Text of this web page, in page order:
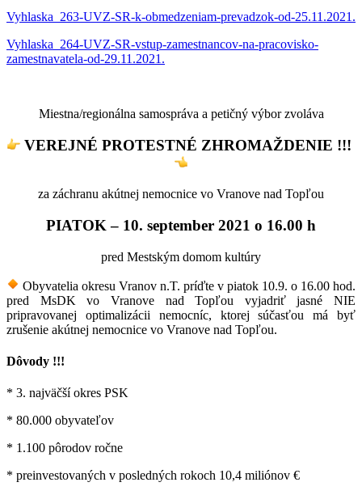
Vyhlaska_263-UVZ-SR-k-obmedzeniam-prevadzok-od-25.11.2021.
Vyhlaska_264-UVZ-SR-vstup-zamestnancov-na-pracovisko-
zamestnavatela-od-29.11.2021.
Miestna/regionálna samospráva a petičný výbor zvoláva
VEREJNÉ PROTESTNÉ ZHROMAŽDENIE !!!
za záchranu akútnej nemocnice vo Vranove nad Topľou
PIATOK – 10. september 2021 o 16.00 h
pred Mestským domom kultúry
Obyvatelia okresu Vranov n.T. príďte v piatok 10.9. o 16.00 hod.
pred MsDK vo Vranove nad Topľou vyjadriť jasné NIE
pripravovanej optimalizácii nemocníc, ktorej súčasťou má byť
zrušenie akútnej nemocnice vo Vranove nad Topľou.
Dôvody !!!
* 3. najväčší okres PSK
* 80.000 obyvateľov
* 1.100 pôrodov ročne
* preinvestovaných v posledných rokoch 10,4 miliónov €